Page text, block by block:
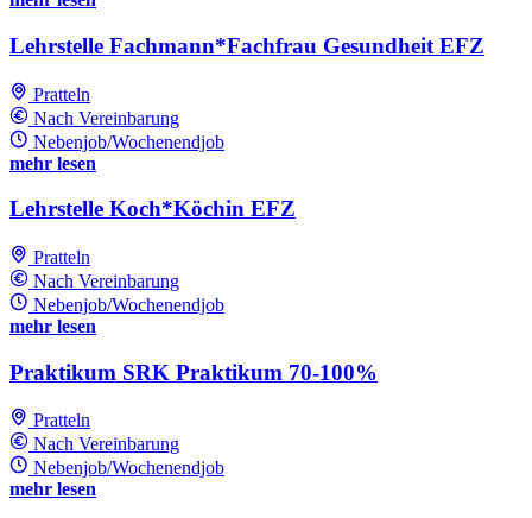
Lehrstelle Fachmann*Fachfrau Gesundheit EFZ
Pratteln
Nach Vereinbarung
Nebenjob/Wochenendjob
mehr lesen
Lehrstelle Koch*Köchin EFZ
Pratteln
Nach Vereinbarung
Nebenjob/Wochenendjob
mehr lesen
Praktikum SRK Praktikum 70-100%
Pratteln
Nach Vereinbarung
Nebenjob/Wochenendjob
mehr lesen